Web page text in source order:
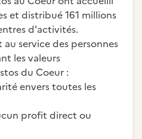
et distribué 161 millions
d'activités.
service des personnes
les valeurs
du Coeur :
envers toutes les
profit direct ou